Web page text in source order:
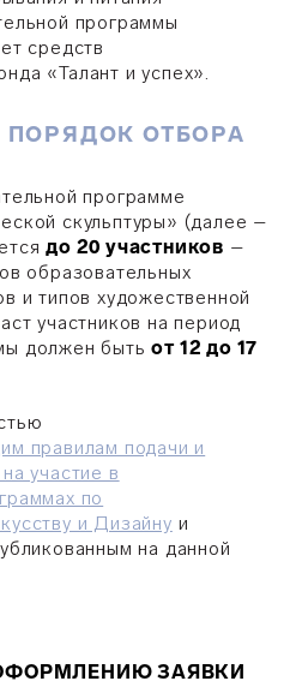
программы
средств
«Талант и успех».
ПОРЯДОК ОТБОРА
программе
скульптуры» (далее –
до 20 участников –
образовательных
и типов художественной
участников на период
должен бытьот 12 до 17
правилам подачи и
участие в
по
и Дизайну и
на данной
ЗАЯВКИ